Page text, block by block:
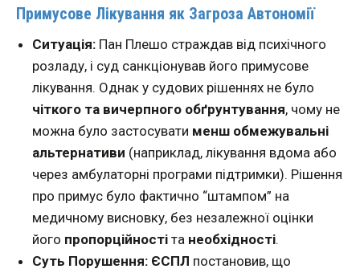
Примусове Лікування як Загроза Автономії
Ситуація: Пан Плешо страждав від психічного
розладу, і суд санкціонував його примусове
лікування. Однак у судових рішеннях не було
чіткого та вичерпного обґрунтування, чому не
можна було застосувати менш обмежувальні
альтернативи (наприклад, лікування вдома або
через амбулаторні програми підтримки). Рішення
про примус було фактично “штампом” на
медичному висновку, без незалежної оцінки
його пропорційності та необхідності.
Суть Порушення: ЄСПЛ постановив, що